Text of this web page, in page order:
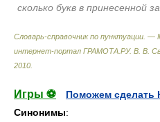
сколько букв в принесенной
Словарь-справочник по пунктуации.
интернет-портал ГРАМОТА.РУ. В. В.
2010
Игры ⚽
Поможем сделать
Синонимы: